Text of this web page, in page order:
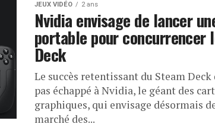
JEUX VIDÉO 2 ans
Nvidia envisage de lancer
portable pour concurrencer
Deck
Le succès retentissant du Steam Deck
pas échappé à Nvidia, le géant des
graphiques, qui envisage désormais
marché des...